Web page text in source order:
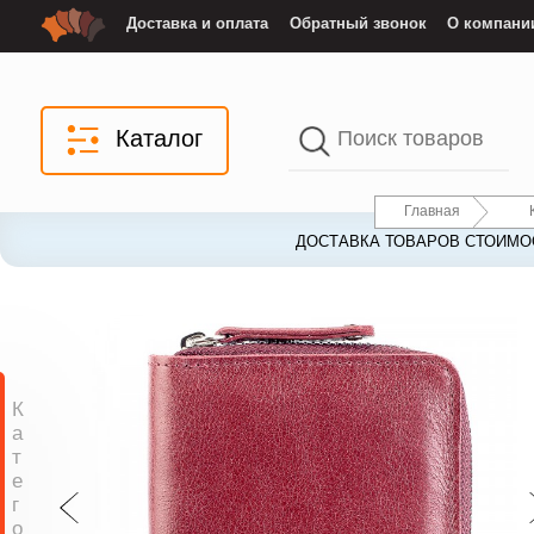
Доставка и оплата Обратный звонок О
Каталог
Главная
ДОСТАВКА ТОВАРОВ
К
а
т
е
г
о